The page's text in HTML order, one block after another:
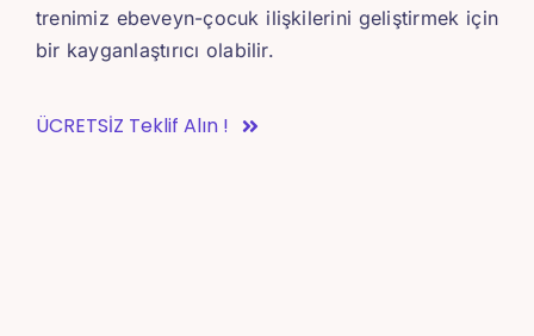
trenimiz ebeveyn-çocuk ilişkilerini geliştirmek için
bir kayganlaştırıcı olabilir.
ÜCRETSİZ Teklif Alın !